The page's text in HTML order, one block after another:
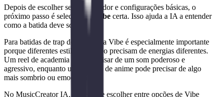
Depois de escolher seu sintetizador e configurações básicas, o
próximo passo é selecionar a
Vibe certa. Isso ajuda a IA a entender
como a batida deve soar.
Para batidas de trap do TikTok, a Vibe é especialmente importante
porque diferentes estilos de vídeo precisam de energias diferentes.
Um reel de academia pode precisar de um som poderoso e
agressivo, enquanto uma edição de anime pode precisar de algo
mais sombrio ou emocional.
No MusicCreator IA, você pode escolher entre opções de Vibe